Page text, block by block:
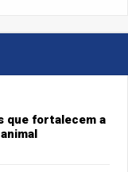
que fortalecem a